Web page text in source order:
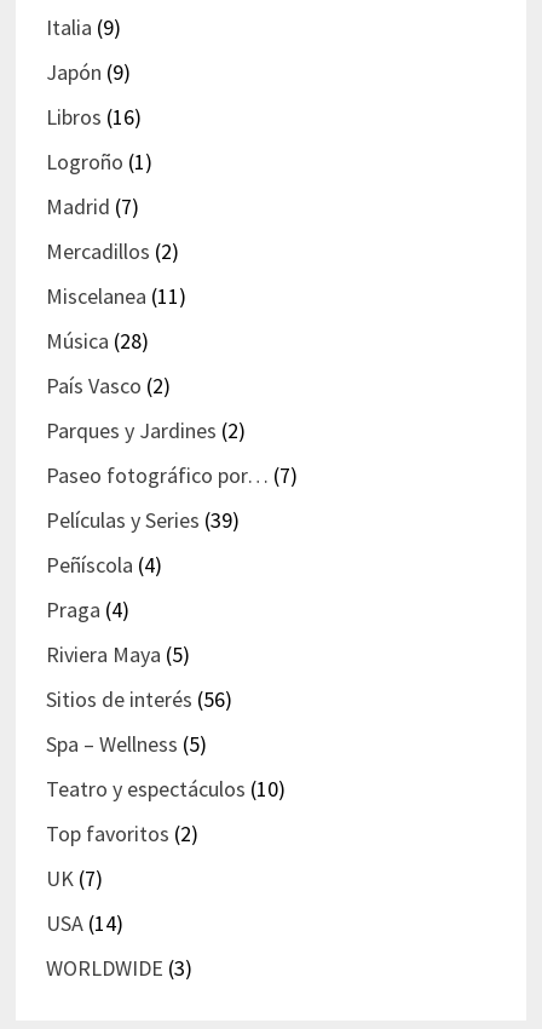
Italia (9)
Japón (9)
Libros (16)
Logroño (1)
Madrid (7)
Mercadillos (2)
Miscelanea (11)
Música (28)
País Vasco (2)
Parques y Jardines (2)
Paseo fotográfico por… (7)
Películas y Series (39)
Peñíscola (4)
Praga (4)
Riviera Maya (5)
Sitios de interés (56)
Spa – Wellness (5)
Teatro y espectáculos (10)
Top favoritos (2)
UK(7)
USA(14)
WORLDWIDE (3)